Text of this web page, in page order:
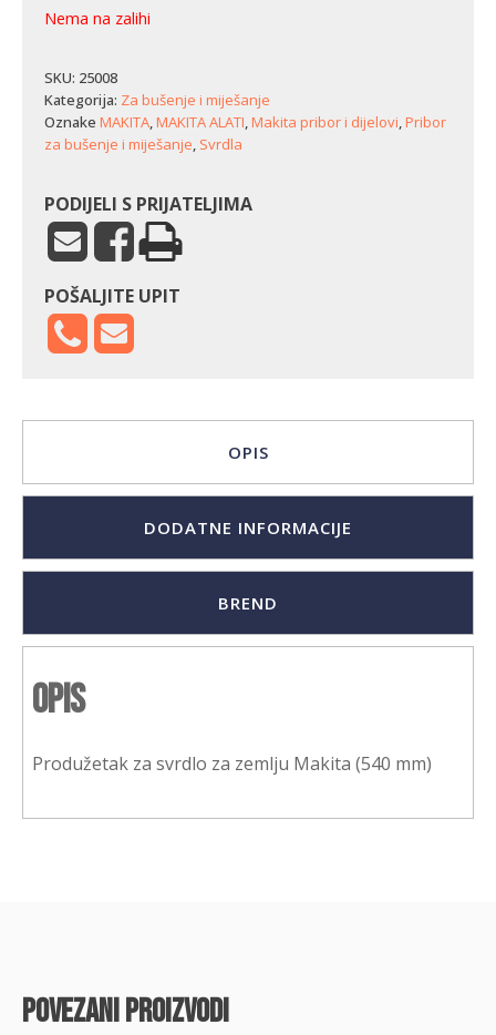
Nema na zalihi
SKU: 25008
Kategorija: Za bušenje i miješanje
Oznake MAKITA,MAKITA ALATI,Makita pribor i dijelovi,Pribor
za bušenje i miješanje, Svrdla
PODIJELI S PRIJATELJIMA
POŠALJITE UPIT
OPIS
DODATNE INFORMACIJE
BREND
Opis
Produžetak za svrdlo za zemlju Makita (540 mm)
povezani proizvodi